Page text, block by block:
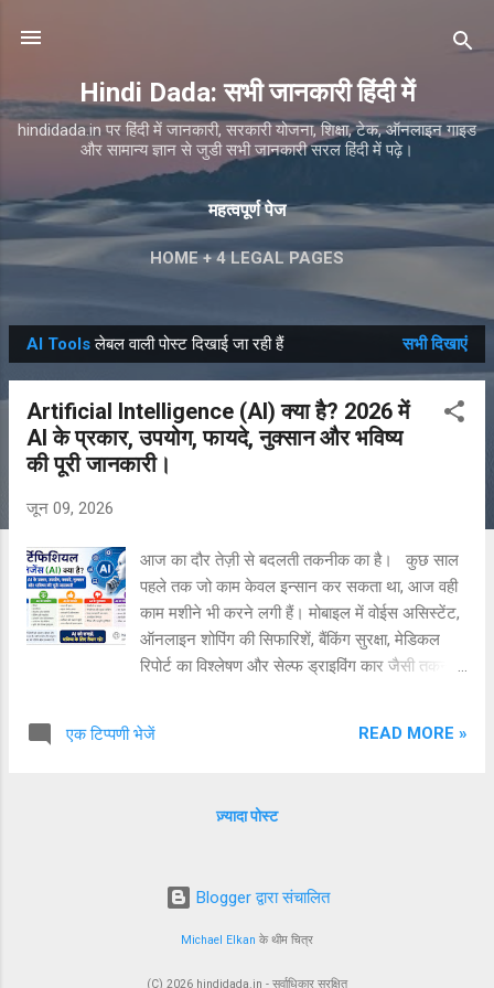
Hindi Dada: सभी जानकारी हिंदी में
hindidada.in पर हिंदी में जानकारी, सरकारी योजना, शिक्षा, टेक, ऑनलाइन गाइड
और सामान्य ज्ञान से जुडी सभी जानकारी सरल हिंदी में पढ़े।
महत्वपूर्ण पेज
HOME + 4 LEGAL PAGES
सं
दे
AI Toolsलेबल वाली पोस्ट दिखाई जा रही हैं सभी दिखाएं
Artificial Intelligence (AI) क्या है? 2026 में
AI के प्रकार, उपयोग, फायदे, नुक्सान और भविष्य
की पूरी जानकारी।
जून 09, 2026
आज का दौर तेज़ी से बदलती तकनीक का है। कुछ साल
पहले तक जो काम केवल इन्सान कर सकता था, आज वही
काम मशीने भी करने लगी हैं। मोबाइल में वोईस असिस्टेंट,
ऑनलाइन शोपिंग की सिफारिशें, बैंकिंग सुरक्षा, मेडिकल
रिपोर्ट का विश्लेषण और सेल्फ ड्राइविंग कार जैसी तकनीके
Intelligence(AI) यानि कृत्रिम बुद्धिमत्ता कहा जाता है।
सेवाओं तक हर क्षेत्र का महत्वपूर्ण हिस्सा बन चुका है। आने
आपके लिए है। 2026 में आर्टिफीसियल इंटेलिजेंस का
भविष्य, उपयोग, फायेदे, नुकसान और पूरी जानकारी
Intelligence (AI) ऐसी तकनीक है, जिसमे कंप्यूटर या
एक टिप्पणी भेजें READ MORE »
ज़्यादा पोस्ट
Blogger द्वारा संचालित
Michael Elkan के थीम चित्र
(C) 2026 hindidada.in - सर्वाधिकार सुरक्षित